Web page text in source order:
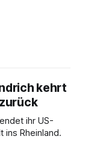
kehrt
ihr US-
ins Rheinland.